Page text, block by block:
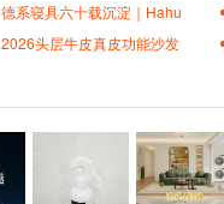
德系寝具六十载沉淀｜Hahu
2026头层牛皮真皮功能沙发